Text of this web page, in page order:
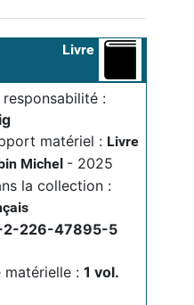
Livre
:
matériel : Livre
Michel - 2025
la collection :
226-47895-5
matérielle : 1 vol.